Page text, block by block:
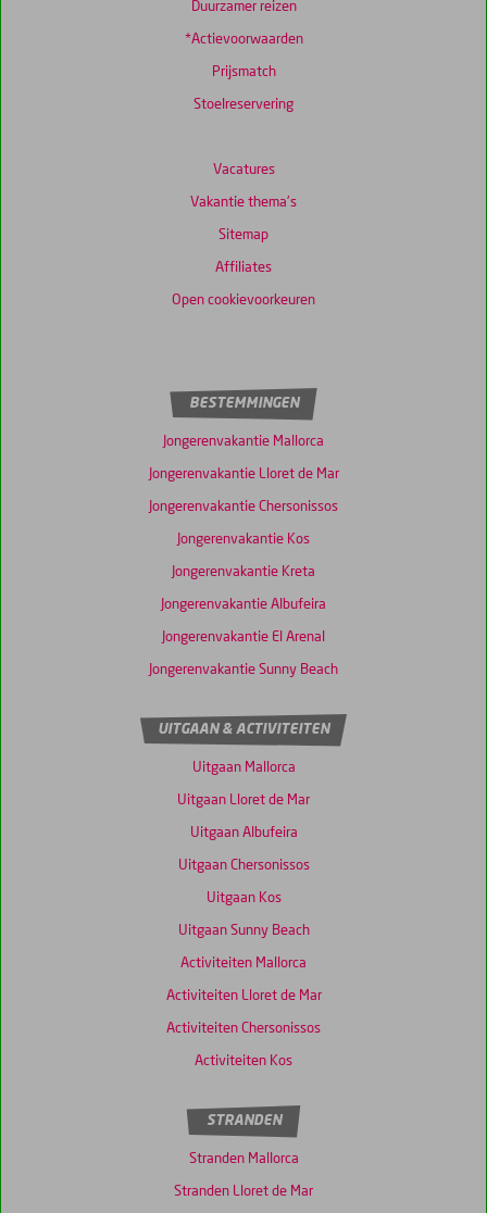
Duurzamer reizen
*Actievoorwaarden
Prijsmatch
Stoelreservering
Vacatures
Vakantie thema's
Sitemap
Affiliates
Open cookievoorkeuren
BESTEMMINGEN
Jongerenvakantie Mallorca
Jongerenvakantie Lloret de Mar
Jongerenvakantie Chersonissos
Jongerenvakantie Kos
Jongerenvakantie Kreta
Jongerenvakantie Albufeira
Jongerenvakantie El Arenal
Jongerenvakantie Sunny Beach
UITGAAN & ACTIVITEITEN
Uitgaan Mallorca
Uitgaan Lloret de Mar
Uitgaan Albufeira
Uitgaan Chersonissos
Uitgaan Kos
Uitgaan Sunny Beach
Activiteiten Mallorca
Activiteiten Lloret de Mar
Activiteiten Chersonissos
Activiteiten Kos
STRANDEN
Stranden Mallorca
Stranden Lloret de Mar